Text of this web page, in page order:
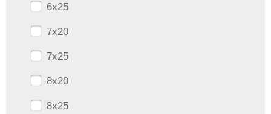
6x25
7x20
7x25
8x20
8x25